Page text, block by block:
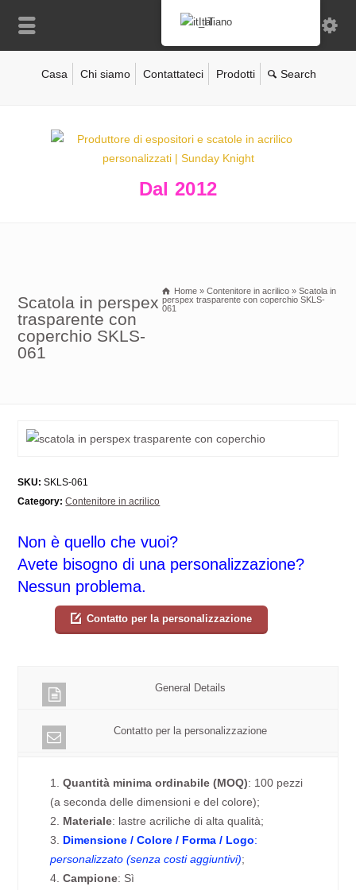
Casa Chi siamo Contattateci Prodotti
Dal 2012
Scatola in perspex
trasparente con
coperchio SKLS-
061
Home » Contenitore in acrilico » Scatola in
perspex trasparente con coperchio SKLS-
061
SKU: SKLS-061
Category: Contenitore in acrilico
Non è quello che vuoi?
Avete bisogno di una personalizzazione?
Nessun problema.
Contatto per la personalizzazione
General Details
Contatto per la personalizzazione
1.Quantità minima ordinabile (MOQ): 100 pezzi
(a seconda delle dimensioni e del colore);
2. Materiale: lastre acriliche di alta qualità;
3. Dimensione / Colore / Forma / Logo:
personalizzato (senza costi aggiuntivi);
4.Campione: Sì
Italiano